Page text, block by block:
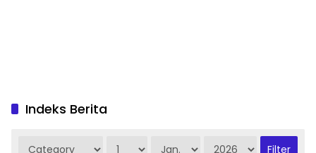
Indeks Berita